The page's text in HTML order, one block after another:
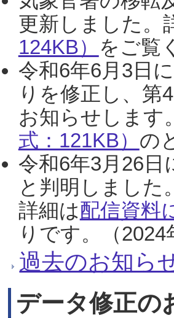
更新しました。
124KB） をご覧
令和6年6月3日
りを修正し、第
お知らせします
式：121KB） の
令和6年3月26日
と判明しました
詳細は配信資料
りです。（2024
過去のお知ら
データ修正の